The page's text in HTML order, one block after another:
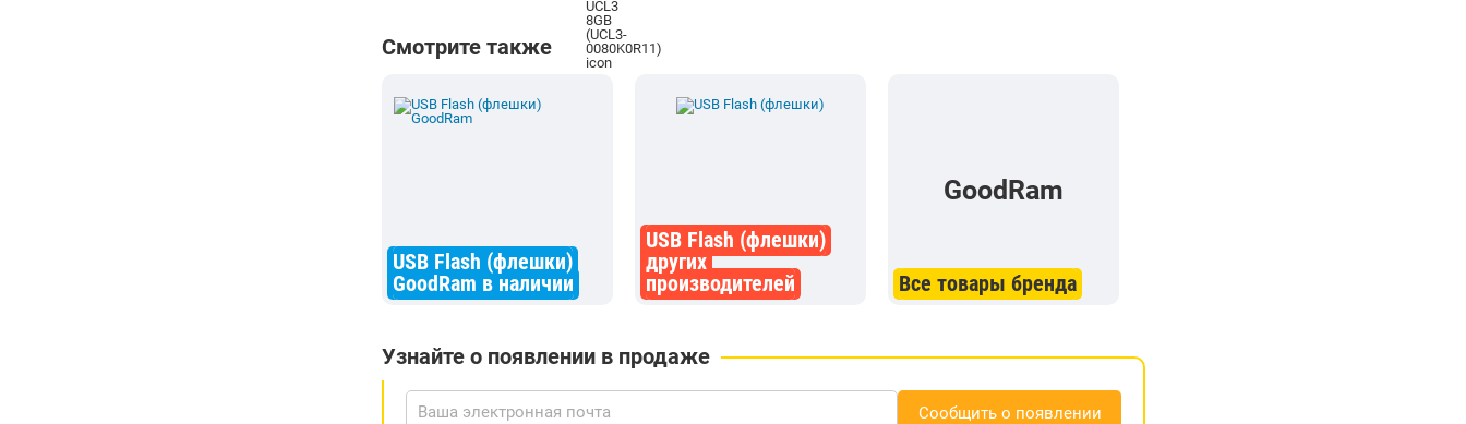
Смотрите также
USB Flash (флешки)
GoodRam в наличии
USB Flash (флешки)
других
производителей
GoodRam
Все товары бренда
Узнайте о появлении в продаже
Сообщить о появлении